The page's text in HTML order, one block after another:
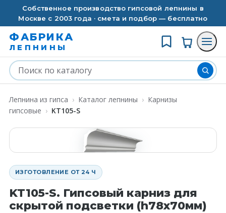
Собственное производство гипсовой лепнины в
Москве с 2003 года · смета и подбор — бесплатно
ФАБРИКА
ЛЕПНИНЫ
Лепнина из гипса › Каталог лепнины › Карнизы
гипсовые › KT105-S
ИЗГОТОВЛЕНИЕ ОТ 24 Ч
KT105-S. Гипсовый карниз для
скрытой подсветки (h78x70мм)